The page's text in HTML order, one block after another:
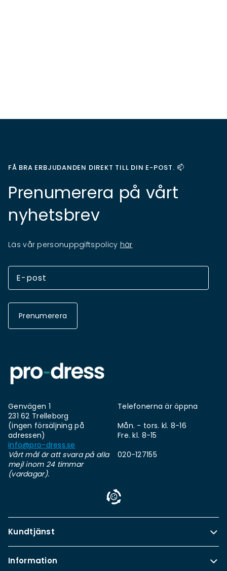
FÅ BRA ERBJUDANDEN DIREKT TILL DIN E-POST. 📫
Prenumerera på vårt
nyhetsbrev
Läs vår personuppgiftspolicy här
Prenumerera
Genvägen 1
231 62 Trelleborg
(ingen försäljning på
adressen)
info@pro-dress.se
Vårt mål är att svara på alla
mejl inom 24 timmar
(vardagar).
Telefonerna är öppna
Mån. - tors. kl. 8-16
Fre. kl. 8-15
020-127155
Kundtjänst
Information